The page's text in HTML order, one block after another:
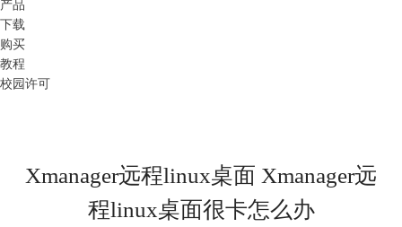
产品
下载
购买
教程
校园许可
Xmanager远程linux桌面 Xmanager远
程linux桌面很卡怎么办